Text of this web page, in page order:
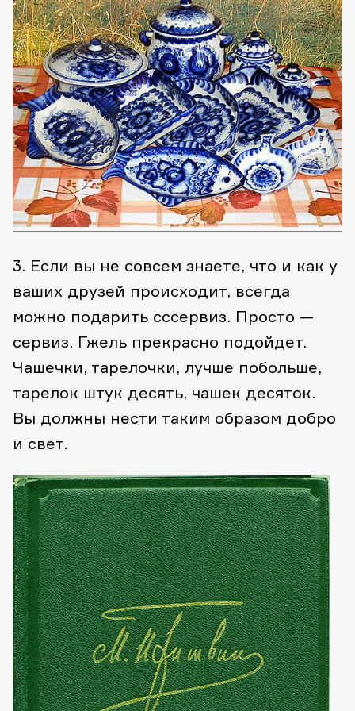
3. Если вы не совсем знаете, что и как у
ваших друзей происходит, всегда
можно подарить сccервиз. Просто —
сервиз. Гжель прекрасно подойдет.
Чашечки, тарелочки, лучше побольше,
тарелок штук десять, чашек десяток.
Вы должны нести таким образом добро
и свет.